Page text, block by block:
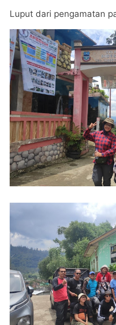
Luput dari pengamatan